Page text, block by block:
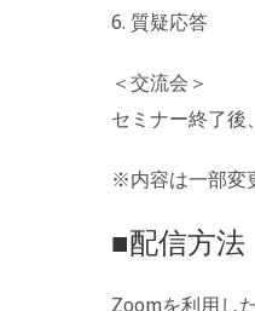
6. 質疑応答
＜交流会＞
セミナー終了後
※内容は一部変
■配信方法
Zoomを利用し